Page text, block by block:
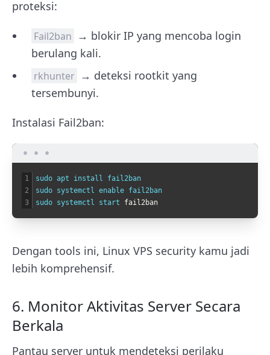
proteksi:
Fail2ban → blokir IP yang mencoba login
berulang kali.
rkhunter → deteksi rootkit yang
tersembunyi.
Instalasi Fail2ban:
1
2
3
sudo apt install fail2ban
sudo systemctl enable fail2ban
sudo systemctl start fail2ban
Dengan tools ini, Linux VPS security kamu jadi
lebih komprehensif.
6. Monitor Aktivitas Server Secara
Berkala
Pantau server untuk mendeteksi perilaku